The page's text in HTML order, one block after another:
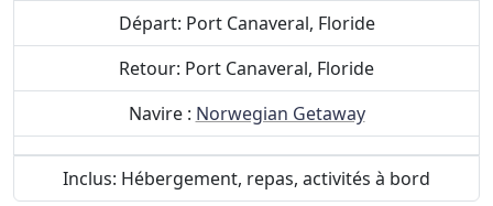
Départ: Port Canaveral, Floride
Retour: Port Canaveral, Floride
Navire : Norwegian Getaway
Inclus: Hébergement, repas, activités à bord